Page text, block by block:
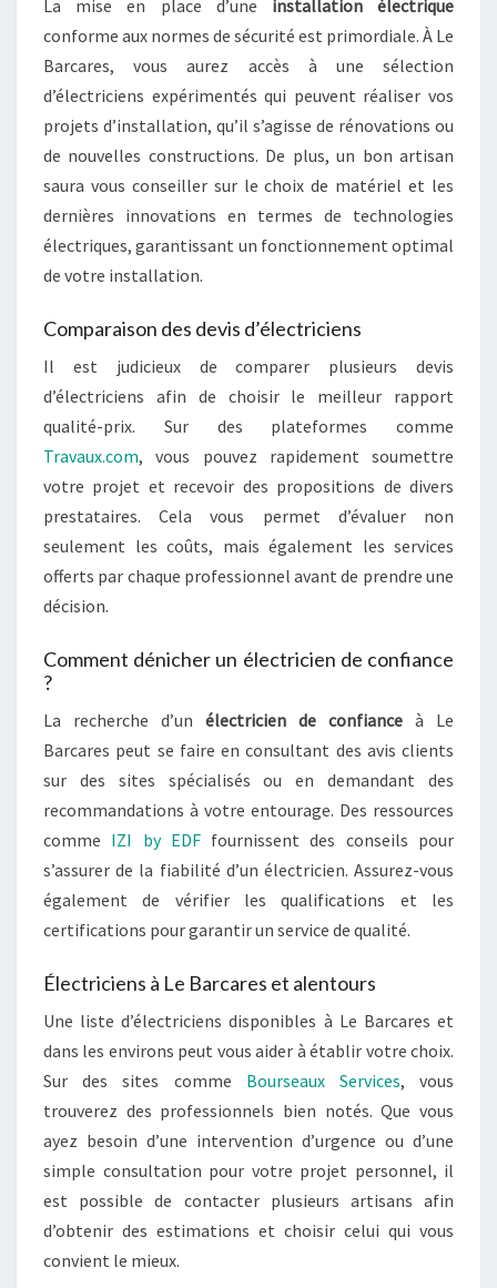
La mise en place d’une installation électrique
conforme aux normes de sécurité est primordiale. À Le
Barcares, vous aurez accès à une sélection
d’électriciens expérimentés qui peuvent réaliser vos
projets d’installation, qu’il s’agisse de rénovations ou
de nouvelles constructions. De plus, un bon artisan
saura vous conseiller sur le choix de matériel et les
dernières innovations en termes de technologies
électriques, garantissant un fonctionnement optimal
de votre installation.
Comparaison des devis d’électriciens
Il est judicieux de comparer plusieurs devis
d’électriciens afin de choisir le meilleur rapport
qualité-prix. Sur des plateformes comme
Travaux.com, vous pouvez rapidement soumettre
votre projet et recevoir des propositions de divers
prestataires. Cela vous permet d’évaluer non
seulement les coûts, mais également les services
offerts par chaque professionnel avant de prendre une
décision.
Comment dénicher un électricien de confiance
?
La recherche d’un électricien de confiance à Le
Barcares peut se faire en consultant des avis clients
sur des sites spécialisés ou en demandant des
recommandations à votre entourage. Des ressources
comme IZI by EDFfournissent des conseils pour
s’assurer de la fiabilité d’un électricien. Assurez-vous
également de vérifier les qualifications et les
certifications pour garantir un service de qualité.
Électriciens à Le Barcares et alentours
Une liste d’électriciens disponibles à Le Barcares et
dans les environs peut vous aider à établir votre choix.
Sur des sites comme Bourseaux Services, vous
trouverez des professionnels bien notés. Que vous
ayez besoin d’une intervention d’urgence ou d’une
simple consultation pour votre projet personnel, il
est possible de contacter plusieurs artisans afin
d’obtenir des estimations et choisir celui qui vous
convient le mieux.